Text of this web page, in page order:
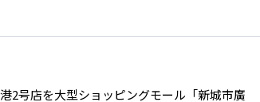
2号店を大型ショッピングモール「新城市廣